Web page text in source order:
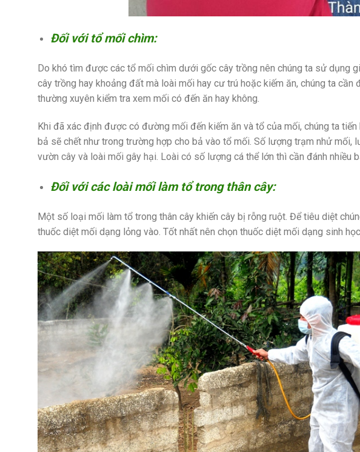
Đối với tổ mối chìm:
Do khó tìm được các tổ mối chìm dưới gốc cây trồng nên chúng ta sử dụng
cây trồng hay khoảng đất mà loài mối hay cư trú hoặc kiếm ăn, chúng ta cần
thường xuyên kiểm tra xem mối có đến ăn hay không.
Khi đã xác định được có đường mối đến kiếm ăn và tổ của mối, chúng ta
bả sẽ chết như trong trường hợp cho bả vào tổ mối. Số lượng trạm nhử mối,
vườn cây và loài mối gây hại. Loài có số lượng cá thể lớn thì cần đánh nhiều
Đối với các loài mối làm tổ trong thân cây:
Một số loại mối làm tổ trong thân cây khiến cây bị rỗng ruột. Để tiêu diệt
thuốc diệt mối dạng lỏng vào. Tốt nhất nên chọn thuốc diệt mối dạng sinh